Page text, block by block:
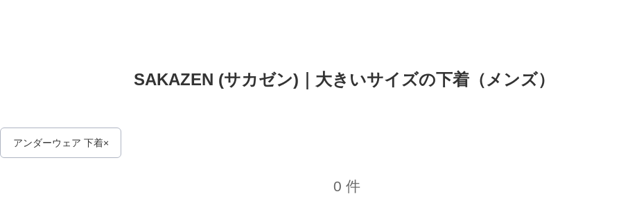
SAKAZEN (サカゼン)｜大きいサイズの下着（メンズ）
アンダーウェア 下着
0 件